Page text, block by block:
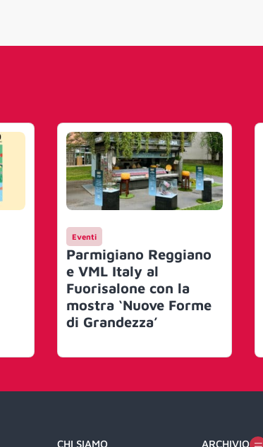
Eventi
Parmigiano Reggiano
e VML Italy al
Fuorisalone con la
mostra ‘Nuove Forme
di Grandezza’
CHI SIAMO ARCHIVIO